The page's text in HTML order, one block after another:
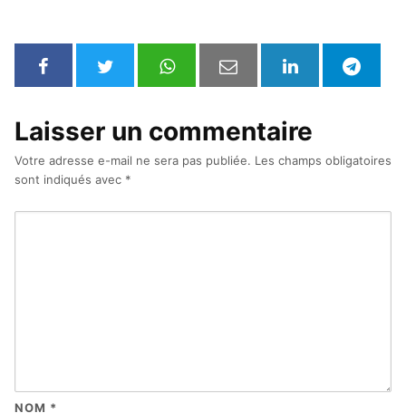
Laisser un commentaire
Votre adresse e-mail ne sera pas publiée. Les champs obligatoires
sont indiqués avec *
NOM *